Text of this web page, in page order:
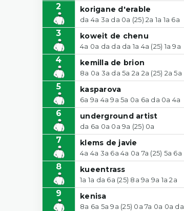
2 korigane d'erable
da 4a 3a da 0a (25) 2a 1a 1a 6a
3 koweit de chenu
4a 0a da da da 1a 4a (25) 1a 9a
4 kemilla de brion
8a 0a 3a da 5a 2a 2a (25) 2a 5a
5 kasparova
6a 9a 4a 9a 5a 0a 6a da 0a 4a
6 underground artist
da 6a 0a 0a 9a (25) 0a
7 klems de javie
4a 4a 3a 6a 4a 0a 7a (25) 5a 6a
8 kueentrass
1a 1a da 6a (25) 8a 9a 9a 1a 2a
9 kenisa
8a 6a 5a 9a (25) 0a 7a 0a 0a da